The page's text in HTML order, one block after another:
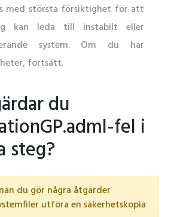
med största försiktighet för att
kan leda till instabilt eller
system. Om du har
fortsätt.
du
fel i
steg?
du gör några åtgärder
utföra en säkerhetskopia